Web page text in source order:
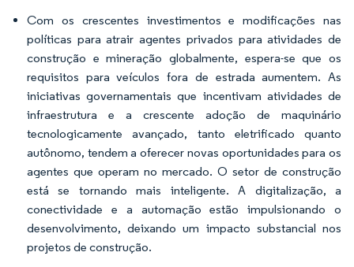
Com os crescentes investimentos e modificações nas
políticas para atrair agentes privados para atividades de
construção e mineração globalmente, espera-se que os
requisitos para veículos fora de estrada aumentem. As
iniciativas governamentais que incentivam atividades de
infraestrutura e a crescente adoção de maquinário
tecnologicamente avançado, tanto eletrificado quanto
autônomo, tendem a oferecer novas oportunidades para os
agentes que operam no mercado. O setor de construção
está se tornando mais inteligente. A digitalização, a
conectividade e a automação estão impulsionando o
desenvolvimento, deixando um impacto substancial nos
projetos de construção.